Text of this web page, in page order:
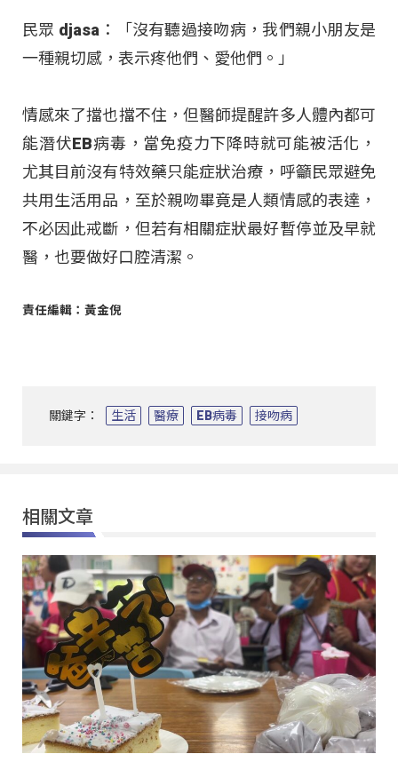
民眾 djasa：「沒有聽過接吻病，我們親小朋友是
一種親切感，表示疼他們、愛他們。」
情感來了擋也擋不住，但醫師提醒許多人體內都可
能潛伏EB病毒，當免疫力下降時就可能被活化，
尤其目前沒有特效藥只能症狀治療，呼籲民眾避免
共用生活用品，至於親吻畢竟是人類情感的表達，
不必因此戒斷，但若有相關症狀最好暫停並及早就
醫，也要做好口腔清潔。
責任編輯：黃金倪
關鍵字： 生活 醫療 EB病毒 接吻病
相關文章